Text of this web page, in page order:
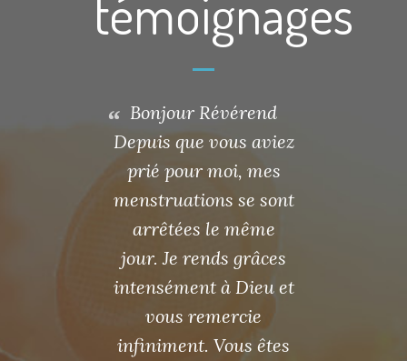
témoignages
Je
Bonjour Révérend
Depuis que vous aviez
prié pour moi, mes
menstruations se sont
arrêtées le même
jour. Je rends grâces
intensément à Dieu et
vous remercie
infiniment. Vous êtes